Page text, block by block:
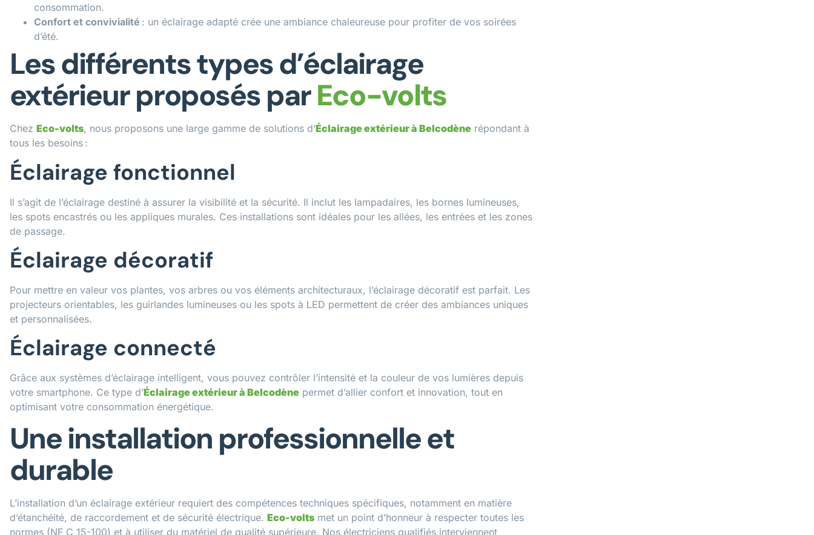
consommation.
Confort et convivialité : un éclairage adapté crée une ambiance chaleureuse pour profiter de vos soirées
d’été.
Les différents types d’éclairage
extérieur proposés parEco-volts
Chez Eco-volts, nous proposons une large gamme de solutions d’Éclairage extérieur à Belcodène répondant à
tous les besoins :
Éclairage fonctionnel
Il s’agit de l’éclairage destiné à assurer la visibilité et la sécurité. Il inclut les lampadaires, les bornes lumineuses,
les spots encastrés ou les appliques murales. Ces installations sont idéales pour les allées, les entrées et les zones
de passage.
Éclairage décoratif
Pour mettre en valeur vos plantes, vos arbres ou vos éléments architecturaux, l’éclairage décoratif est parfait. Les
projecteurs orientables, les guirlandes lumineuses ou les spots à LED permettent de créer des ambiances uniques
et personnalisées.
Éclairage connecté
Grâce aux systèmes d’éclairage intelligent, vous pouvez contrôler l’intensité et la couleur de vos lumières depuis
votre smartphone. Ce type d’Éclairage extérieur à Belcodène permet d’allier confort et innovation, tout en
optimisant votre consommation énergétique.
Une installation professionnelle et
durable
L’installation d’un éclairage extérieur requiert des compétences techniques spécifiques, notamment en matière
d’étanchéité, de raccordement et de sécurité électrique. Eco-volts met un point d’honneur à respecter toutes les
normes (NF C 15-100) et à utiliser du matériel de qualité supérieure. Nos électriciens qualifiés interviennent